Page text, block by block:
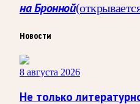
на Бронной
Новости
8 августа 2026
Не только